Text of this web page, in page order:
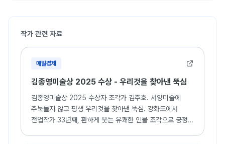
인간 그리고 실존 (김종영미술관)
2012 제2회 인천 평화미술 프로젝트 (인천아트플랫폼)
인천, 조각을 말하다 (가온갤러리. 인천)
스승의 그림자, 제자들의 빛 (김종영미술관)
평화의 바다, 물위의 경계 (인천아트플랫홈)
Christmas in Korea (롯데갤러리, 영등포지점)
Artistic Period (갤러리 인터알리아)
작가 관련 자료
매일경제
김종영미술상 2025 수상 - 우리것을 찾아낸 뚝심
김종영미술상 2025 수상자 조각가 김주호. 서양미술에
주눅들지 않고 평생 우리것을 찾아낸 뚝심. 강화도에서
전업작가 33년째, 환하게 웃는 유쾌한 인물 조각으로 긍정과